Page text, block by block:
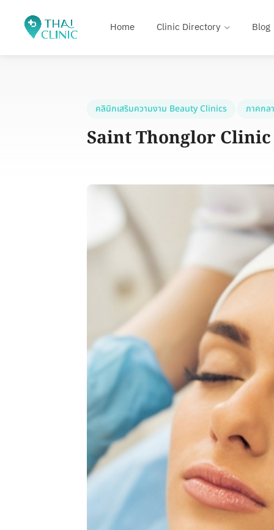
Home Clinic Directory Blog
คลินิกเสริมความงาม Beauty Clinics ภาคกล
Saint Thonglor Clinic